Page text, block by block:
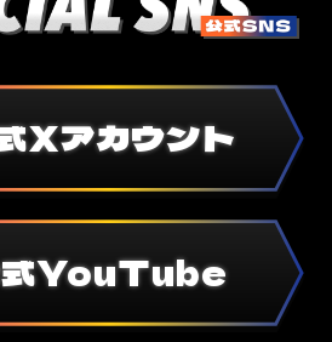
Xアカウント
YouTube